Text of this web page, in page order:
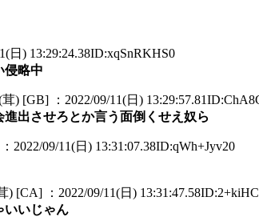
日) 13:29:24.38ID:xqSnRKHS0
侵略中
) [GB] ：2022/09/11(日)
出させろとか言う面倒くせえ奴ら
09/11(日) 13:31:07.38ID:qWh+Jyv20
[CA] ：2022/09/11(日)
いいじゃん